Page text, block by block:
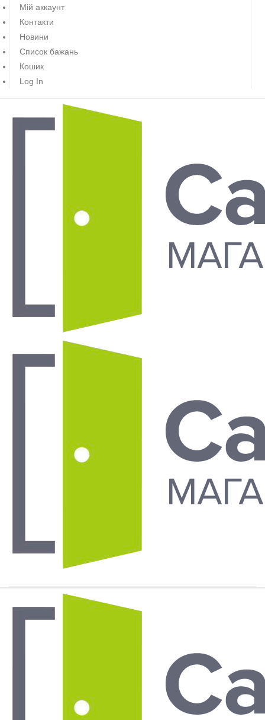
Мій аккаунт
Контакти
Новини
Список бажань
Кошик
Log In